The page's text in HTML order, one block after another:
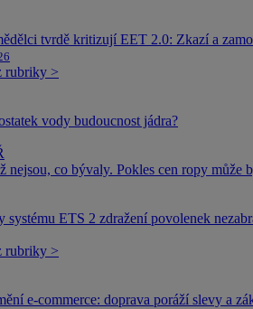
tvrdě kritizují EET 2.0: Zkazí a
rubriky >
vody budoucnost jádra?
nejsou, co bývaly. Pokles cen ropy může
systému ETS 2 zdražení povolenek
rubriky >
e-commerce: doprava poráží slevy a